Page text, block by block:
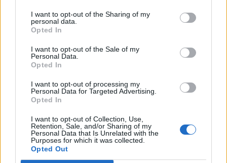
I want to opt-out of the Sharing of my
personal data.
Opted In
I want to opt-out of the Sale of my
Personal Data.
Opted In
I want to opt-out of processing my
Personal Data for Targeted Advertising.
Opted In
I want to opt-out of Collection, Use,
Retention, Sale, and/or Sharing of my
Personal Data that Is Unrelated with the
Purposes for which it was collected.
Opted Out
van extreme vering (stoten tegen de
schokdempers) en dus lawaai in de cabine.
Dynamische chassiscontrole
De bestuurder selecteert de gewenste
chassisinstelling door simpelweg op een knop te
drukken - de auto zal vervolgens de nodige
wijzigingen in de instellingen aanbrengen. Elk van
deze drie instellingen (SPORT, COMFORT, NORMAL)